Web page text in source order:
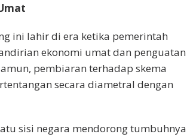
ini lahir di era ketika pemerintah
ekonomi umat dan penguatan
pembiaran terhadap skema
secara diametral dengan
sisi negara mendorong tumbuhnya